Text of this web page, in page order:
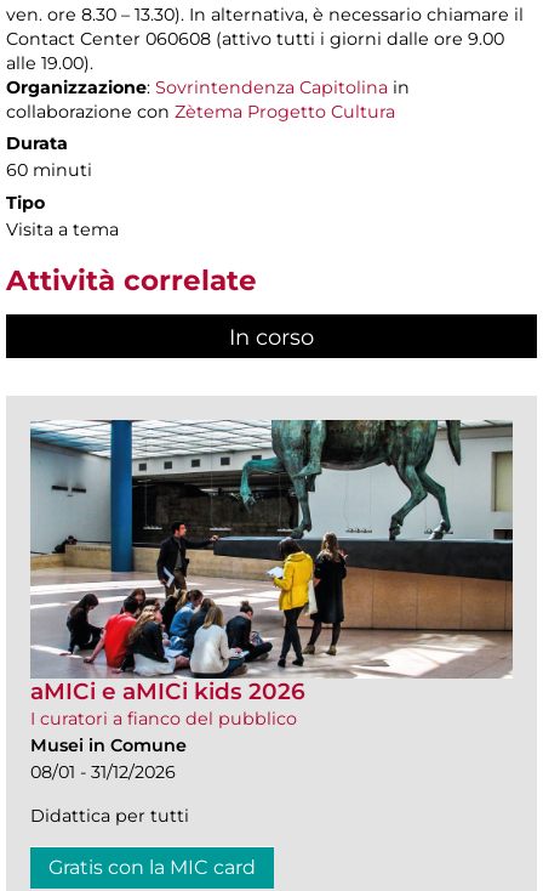
ven. ore 8.30 – 13.30). In alternativa, è necessario chiamare il
Contact Center 060608 (attivo tutti i giorni dalle ore 9.00
alle 19.00).
Organizzazione: Sovrintendenza Capitolina in
collaborazione con Zètema Progetto Cultura
Durata
60 minuti
Tipo
Visita a tema
Attività correlate
In corso
aMICi e aMICi kids 2026
I curatori a fianco del pubblico
Musei in Comune
08/01 - 31/12/2026
Didattica per tutti
Gratis con la MIC card